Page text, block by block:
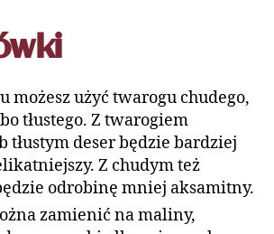
możesz użyć twarogu chudego,
tłustego. Z twarogiem
tłustym deser będzie bardziej
Z chudym też
odrobinę mniej aksamitny.
zamienić na maliny,